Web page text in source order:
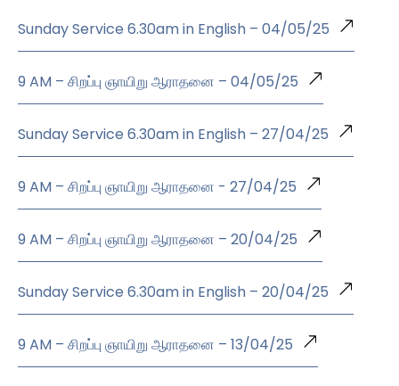
Sunday Service 6.30am in English – 04/05/25
9 AM – சிறப்பு ஞாயிறு ஆராதனை – 04/05/25
Sunday Service 6.30am in English – 27/04/25
9 AM – சிறப்பு ஞாயிறு ஆராதனை - 27/04/25
9 AM – சிறப்பு ஞாயிறு ஆராதனை – 20/04/25
Sunday Service 6.30am in English – 20/04/25
9 AM – சிறப்பு ஞாயிறு ஆராதனை – 13/04/25